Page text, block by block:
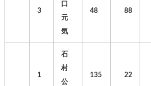
3
口
元
気
48 88
1
石
村
公
135 22